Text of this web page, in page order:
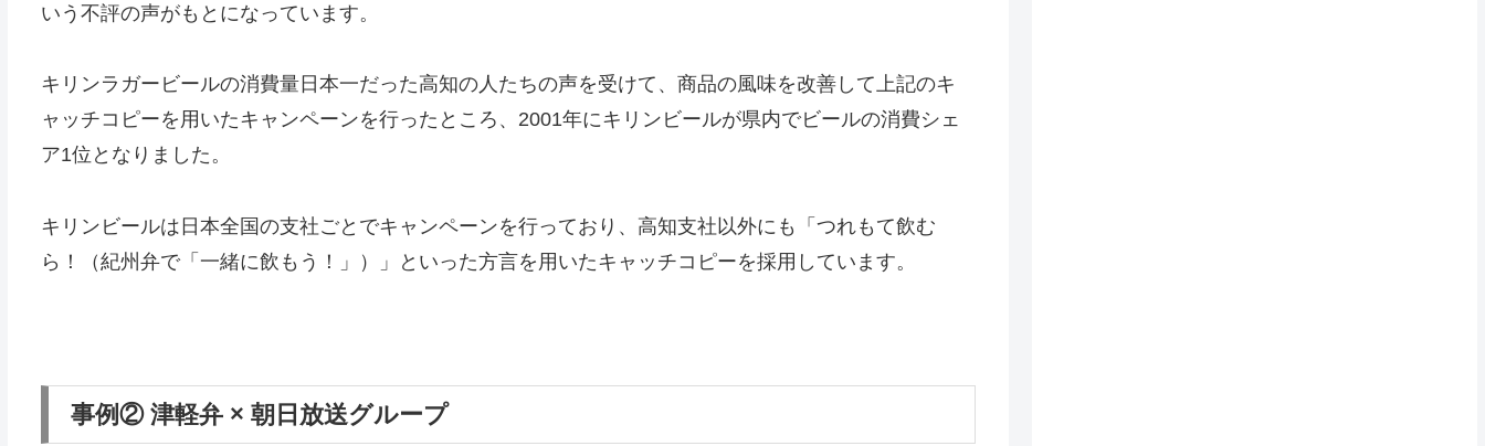
いう不評の声がもとになっています。
キリンラガービールの消費量日本一だった高知の人たちの声を受けて、商品の風味を改善して上記のキ
ャッチコピーを用いたキャンペーンを行ったところ、2001年にキリンビールが県内でビールの消費シェ
ア1位となりました。
キリンビールは日本全国の支社ごとでキャンペーンを行っており、高知支社以外にも「つれもて飲む
ら！（紀州弁で「一緒に飲もう！」）」といった方言を用いたキャッチコピーを採用しています。
事例② 津軽弁 × 朝日放送グループ